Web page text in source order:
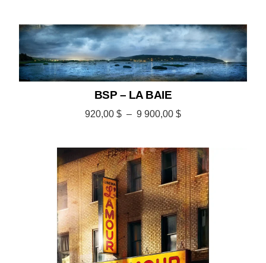
BSP – LA BAIE
920,00 $ – 9 900,00 $